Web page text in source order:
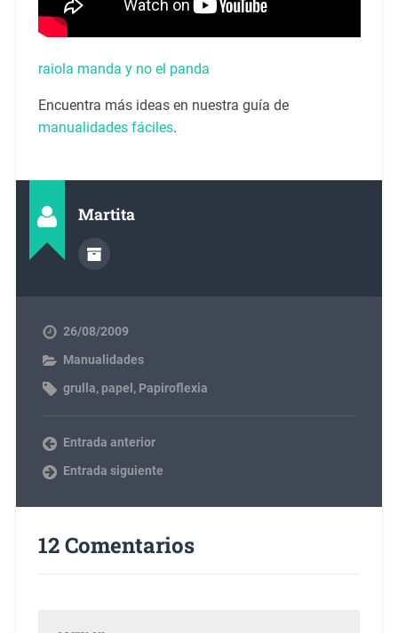
raiola manda y no el panda
Encuentra más ideas en nuestra guía de
manualidades fáciles.
Martita
26/08/2009
Manualidades
grulla, papel , Papiroflexia
Entrada anterior
Entrada siguiente
12 Comentarios